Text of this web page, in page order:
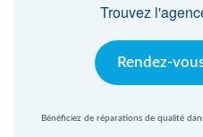
Trouvez
Rendez-
Bénéficiez de réparations de qualité